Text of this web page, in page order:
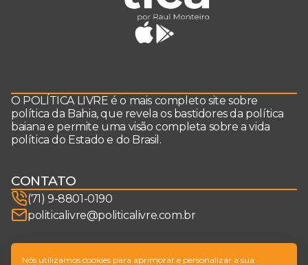
O POLÍTICA LIVRE é o mais completo site sobre
política da Bahia, que revela os bastidores da política
baiana e permite uma visão completa sobre a vida
política do Estado e do Brasil.
CONTATO
(71) 9-8801-0190
politicalivre@politicalivre.com.br
SIGA-NOS
Nós utilizamos cookies para aprimorar e personalizar a sua